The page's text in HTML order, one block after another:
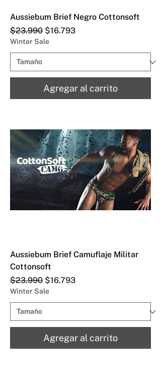
Aussiebum Brief Negro Cottonsoft
Precio
$23.990 Precio de oferta
$16.793
Winter Sale
Agregar al carrito
Aussiebum Brief Camuflaje Militar
Cottonsoft
Precio
$23.990 Precio de oferta
$16.793
Winter Sale
Agregar al carrito